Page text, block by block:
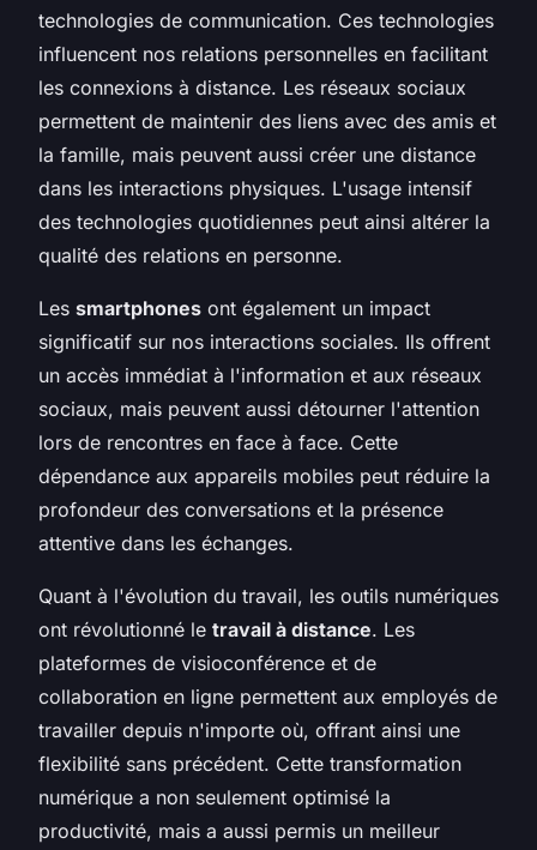
technologies de communication. Ces technologies
influencent nos relations personnelles en facilitant
les connexions à distance. Les réseaux sociaux
permettent de maintenir des liens avec des amis et
la famille, mais peuvent aussi créer une distance
dans les interactions physiques. L'usage intensif
des technologies quotidiennes peut ainsi altérer la
qualité des relations en personne.
Les smartphones ont également un impact
significatif sur nos interactions sociales. Ils offrent
un accès immédiat à l'information et aux réseaux
sociaux, mais peuvent aussi détourner l'attention
lors de rencontres en face à face. Cette
dépendance aux appareils mobiles peut réduire la
profondeur des conversations et la présence
attentive dans les échanges.
Quant à l'évolution du travail, les outils numériques
ont révolutionné le travail à distance. Les
plateformes de visioconférence et de
collaboration en ligne permettent aux employés de
travailler depuis n'importe où, offrant ainsi une
flexibilité sans précédent. Cette transformation
numérique a non seulement optimisé la
productivité, mais a aussi permis un meilleur